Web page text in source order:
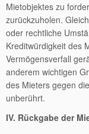
Mietobjektes zu
zurückzuholen.
oder rechtliche
Kreditwürdigkeit des
Vermögensverfall
anderem wichtigen
des Mieters gegen
unberührt.
IV. Rückgabe der